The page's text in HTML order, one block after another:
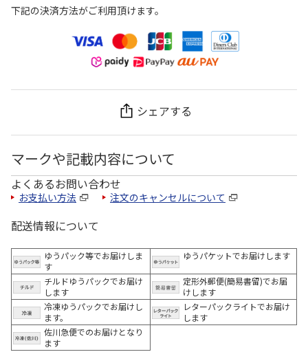
下記の決済方法がご利用頂けます。
シェアする
マークや記載内容について
よくあるお問い合わせ
お支払い方法 注文のキャンセルについて
配送情報について
ゆうパック等でお届けしま
す
ゆうパケットでお届けします
チルドゆうパックでお届け
します
定形外郵便(簡易書留)でお届
けします
冷凍ゆうパックでお届けし
ます。
レターパックライトでお届け
します
佐川急便でのお届けとなり
ます